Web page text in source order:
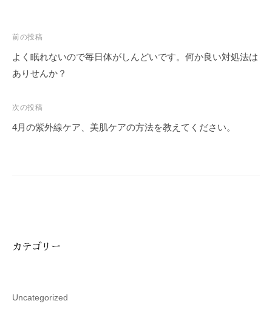
投
稿
ナ
ゲ
ー
前の投稿
よく眠れないので毎日体がしんどいです。何か良い対処法は
ありせんか？
次の投稿
4月の紫外線ケア、美肌ケアの方法を教えてください。
カテゴリー
Uncategorized